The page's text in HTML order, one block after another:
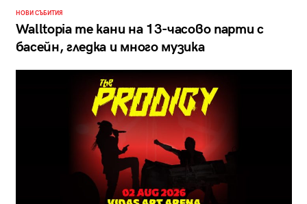
НОВИ СЪБИТИЯ
Walltopia те кани на 13-часово парти с
басейн, гледка и много музика